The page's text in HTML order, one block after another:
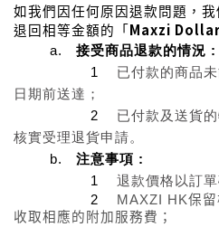
如我們因任何原因退款問題，
退回相等金額的「 Maxzi
a. 接受商品退款的情況 :
1 已付款的商品
日期前送達；
2 已付款及送貨
核實受理退貨申請。
b. 注意事項 :
1 退款價格以訂
2
MAXZI HK保留
收取相應的附加服務費；